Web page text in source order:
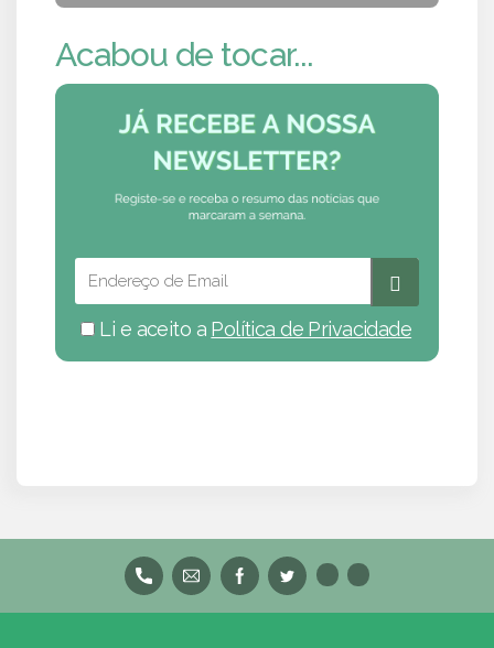
Acabou de tocar...
Li e aceito a Política de Privacidade